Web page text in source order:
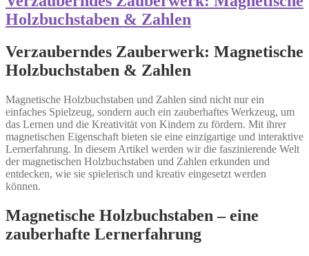
Holzbuchstaben & Zahlen
Verzauberndes Zauberwerk: Magnetische
Holzbuchstaben & Zahlen
Magnetische Holzbuchstaben und Zahlen sind nicht nur ein
einfaches Spielzeug, sondern auch ein zauberhaftes Werkzeug, um
das Lernen und die Kreativität von Kindern zu fördern. Mit ihrer
magnetischen Eigenschaft bieten sie eine einzigartige und interaktive
Lernerfahrung. In diesem Artikel werden wir die faszinierende Welt
der magnetischen Holzbuchstaben und Zahlen erkunden und
entdecken, wie sie spielerisch und kreativ eingesetzt werden
können.
Magnetische Holzbuchstaben – eine
zauberhafte Lernerfahrung